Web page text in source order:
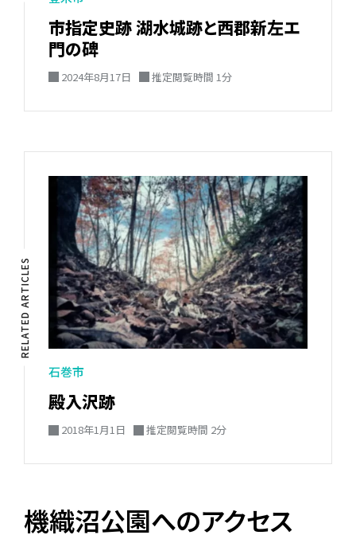
市指定史跡 湖水城跡と西郡新左エ
門の碑
2024年8月17日 推定閲覧時間 1分
RELATED ARTICLES
石巻市
殿入沢跡
2018年1月1日 推定閲覧時間 2分
機織沼公園へのアクセス